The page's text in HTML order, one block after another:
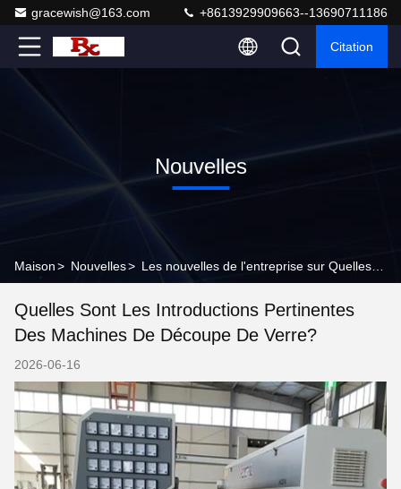
gracewish@163.com +8613929909663--13690711186
Citation
Nouvelles
Maison> Nouvelles>
Quelles Sont Les Introductions Pertinentes
Des Machines De Découpe De Verre?
2026-06-16